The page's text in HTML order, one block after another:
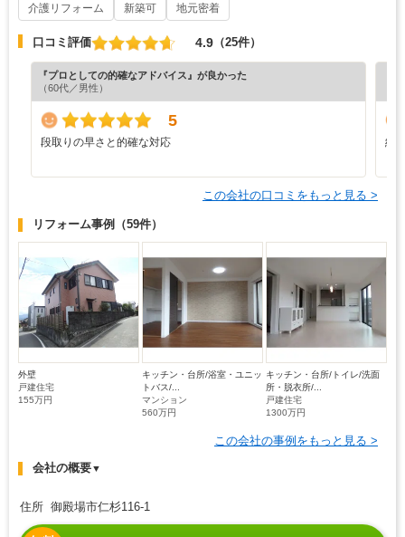
介護リフォーム
新築可 地元密着
口コミ評価 4.9 （25件）
『プロとしての的確なアドバイス』が良かった
（60代／男性）
5
段取りの早さと的確な対応 納
この会社の口コミをもっと見る >
リフォーム事例 （59件）
外壁
戸建住宅
155万円
キッチン・台所/浴室・ユニッ
トバス/...
マンション
560万円
キッチン・台所/トイレ/洗面
所・脱衣所/...
戸建住宅
1300万円
この会社の事例をもっと見る >
会社の概要▼
住所 御殿場市仁杉116-1